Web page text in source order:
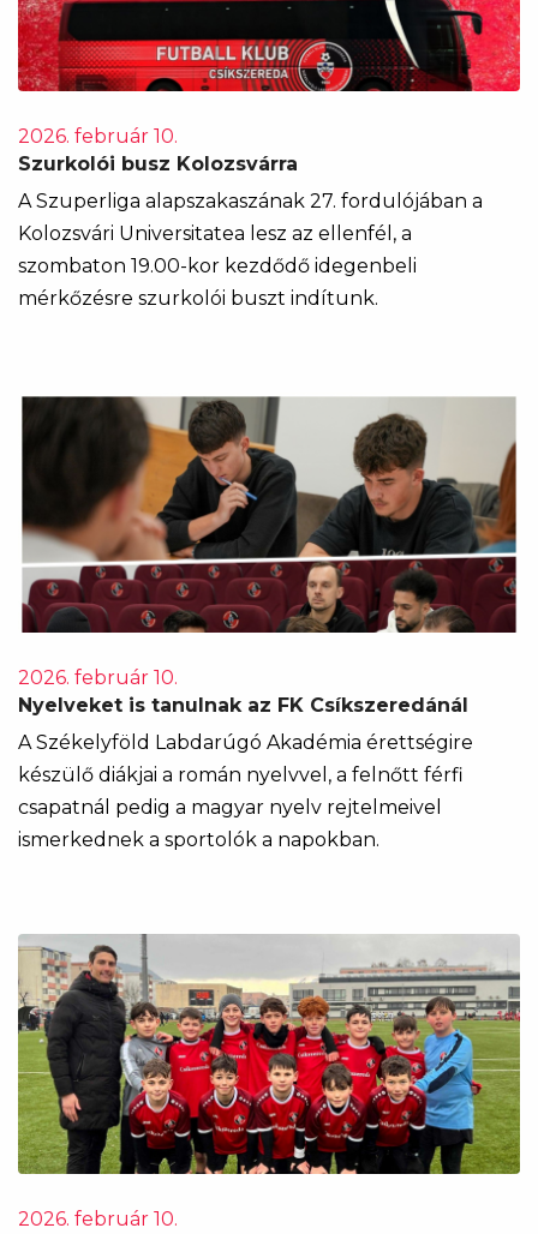
2026. február 10.
Szurkolói busz Kolozsvárra
A Szuperliga alapszakaszának 27. fordulójában a
Kolozsvári Universitatea lesz az ellenfél, a
szombaton 19.00-kor kezdődő idegenbeli
mérkőzésre szurkolói buszt indítunk.
2026. február 10.
Nyelveket is tanulnak az FK Csíkszeredánál
A Székelyföld Labdarúgó Akadémia érettségire
készülő diákjai a román nyelvvel, a felnőtt férfi
csapatnál pedig a magyar nyelv rejtelmeivel
ismerkednek a sportolók a napokban.
2026. február 10.